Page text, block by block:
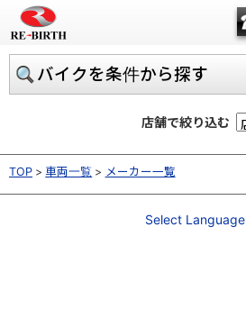
バイクを条件から探す
店舗で絞り込む
TOP 車両一覧 メーカー一覧
Select Language